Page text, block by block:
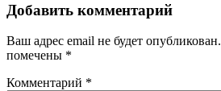
Добавить комментарий
Ваш адрес email не будет опубликован.
помечены *
Комментарий *